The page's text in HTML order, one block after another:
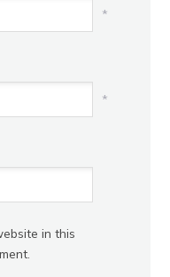
*
*
in this